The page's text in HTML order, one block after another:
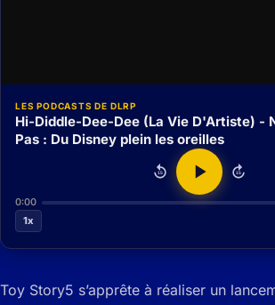
LES PODCASTS DE DLRP
Hi-Diddle-Dee-Dee (La Vie D'Artiste) -
Pas : Du Disney plein les oreilles
15 15
0:00
1x
Toy Story5 s’apprête à réaliser un